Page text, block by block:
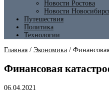
Новости Ростова
Новости
Путешествия
Политика
Технологии
Главная / Экономика /
Финансовая
06.04.2021